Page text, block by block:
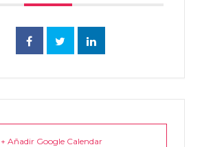
+ Añadir Google Calendar